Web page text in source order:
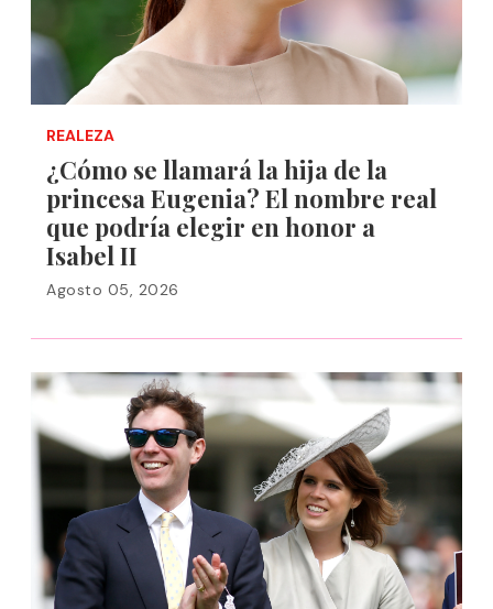
REALEZA
¿Cómo se llamará la hija de la
princesa Eugenia? El nombre real
que podría elegir en honor a
Isabel II
Agosto 05, 2026